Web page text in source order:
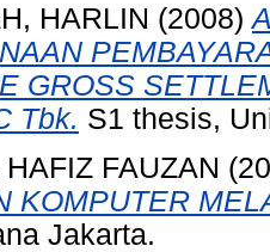
HARLIN (2008)
GROSS
Tbk. S1 thesis,
FAUZAN
KOMPUTER
Jakarta.